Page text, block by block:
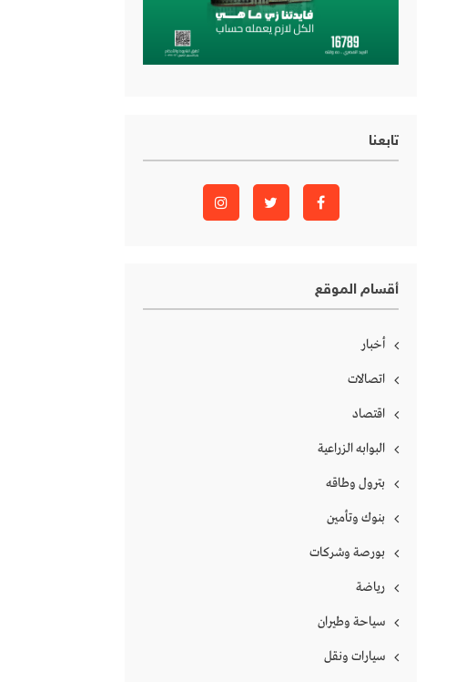
تابعنا
أقسام الموقع
أخبار
اتصالات
اقتصاد
البوابه الزراعية
بترول وطاقه
بنوك وتأمين
بورصة وشركات
رياضة
سياحة وطيران
سيارات ونقل